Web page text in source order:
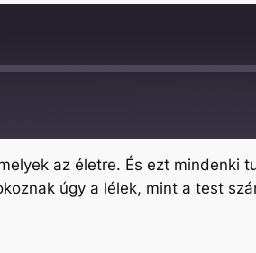
az életre. És ezt mindenki
úgy a lélek, mint a test